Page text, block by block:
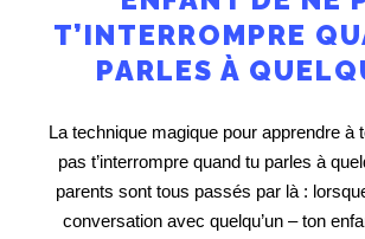
T’INTERROMPRE
PARLES À
La technique magique pour apprendre à
pas t’interrompre quand tu parles à
parents sont tous passés par là :
conversation avec quelqu’un – ton